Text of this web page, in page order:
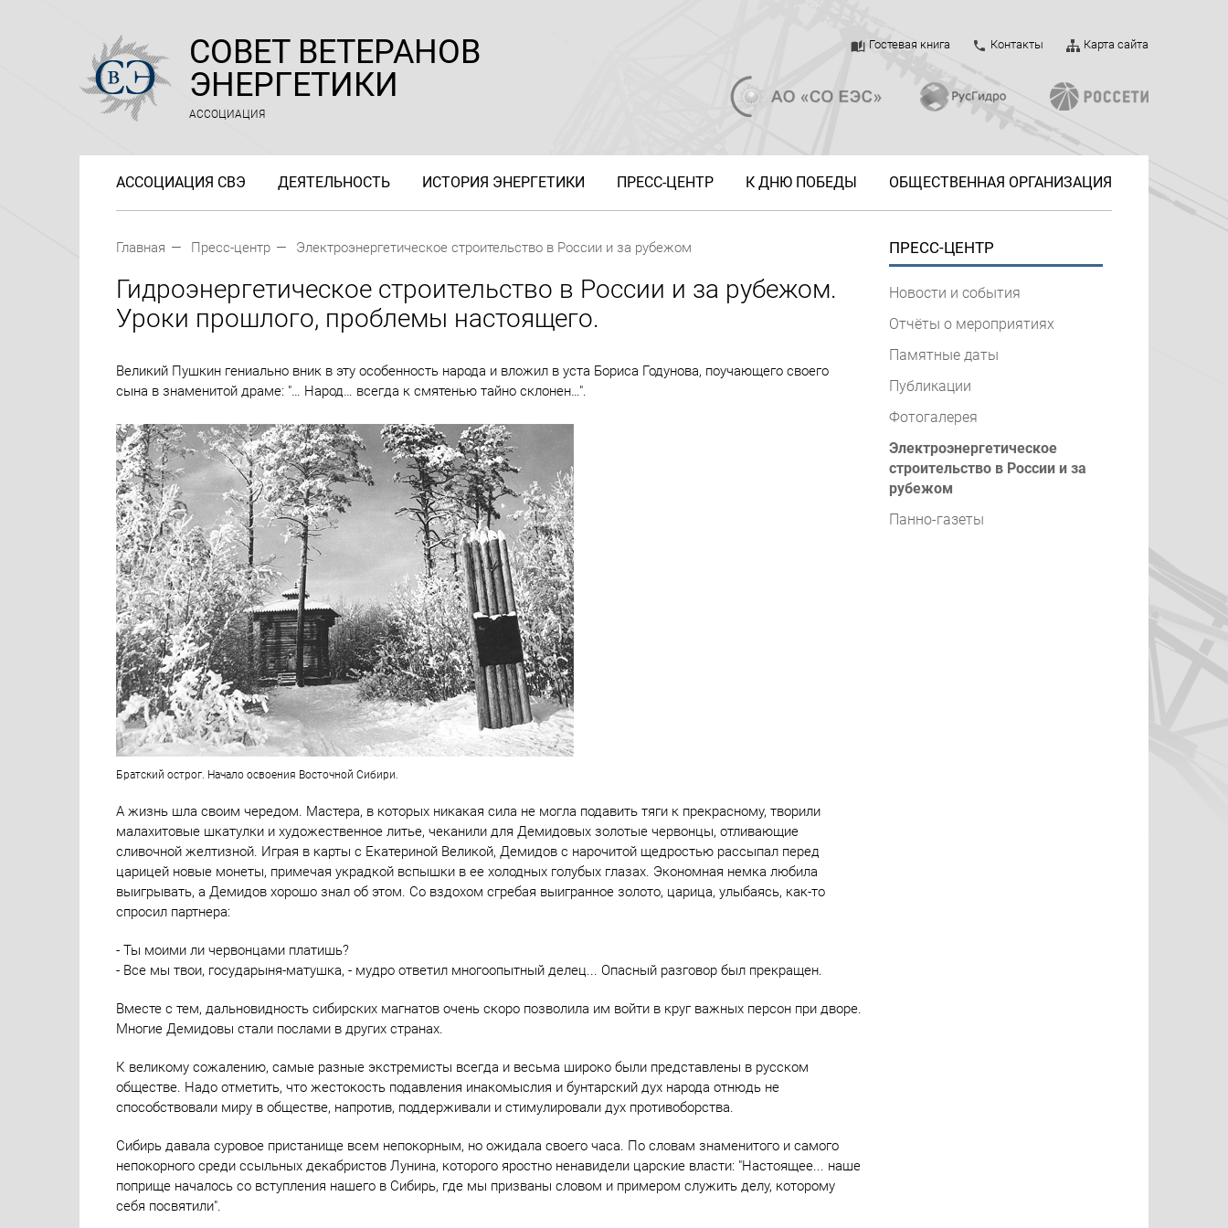
СОВЕТ ВЕТЕРАНОВ
ЭНЕРГЕТИКИ
АССОЦИАЦИЯ
Гостевая книга Контакты Карта сайта
АССОЦИАЦИЯ СВЭ ДЕЯТЕЛЬНОСТЬ ИСТОРИЯ ЭНЕРГЕТИКИ ПРЕСС-ЦЕНТР К ДНЮ ПОБЕДЫ ОБЩЕСТВЕННАЯ ОРГАНИЗАЦИЯ
Главная Пресс-центр Электроэнергетическое строительство в России и за рубежом
Гидроэнергетическое строительство в России и за рубежом.
Уроки прошлого, проблемы настоящего.
Великий Пушкин гениально вник в эту особенность народа и вложил в уста Бориса Годунова, поучающего своего
сына в знаменитой драме: "… Народ… всегда к смятенью тайно склонен…".
Братский острог. Начало освоения Восточной Сибири.
А жизнь шла своим чередом. Мастера, в которых никакая сила не могла подавить тяги к прекрасному, творили
малахитовые шкатулки и художественное литье, чеканили для Демидовых золотые червонцы, отливающие
сливочной желтизной. Играя в карты с Екатериной Великой, Демидов с нарочитой щедростью рассыпал перед
царицей новые монеты, примечая украдкой вспышки в ее холодных голубых глазах. Экономная немка любила
выигрывать, а Демидов хорошо знал об этом. Со вздохом сгребая выигранное золото, царица, улыбаясь, как-то
спросил партнера:
- Ты моими ли червонцами платишь?
- Все мы твои, государыня-матушка, - мудро ответил многоопытный делец... Опасный разговор был прекращен.
Вместе с тем, дальновидность сибирских магнатов очень скоро позволила им войти в круг важных персон при дворе.
Многие Демидовы стали послами в других странах.
К великому сожалению, самые разные экстремисты всегда и весьма широко были представлены в русском
обществе. Надо отметить, что жестокость подавления инакомыслия и бунтарский дух народа отнюдь не
способствовали миру в обществе, напротив, поддерживали и стимулировали дух противоборства.
Сибирь давала суровое пристанище всем непокорным, но ожидала своего часа. По словам знаменитого и самого
непокорного среди ссыльных декабристов Лунина, которого яростно ненавидели царские власти: "Настоящее... наше
поприще началось со вступления нашего в Сибирь, где мы призваны словом и примером служить делу, которому
себя посвятили".
ПРЕСС-ЦЕНТР
Новости и события
Отчёты о мероприятиях
Памятные даты
Публикации
Фотогалерея
Электроэнергетическое
строительство в России и за
рубежом
Панно-газеты